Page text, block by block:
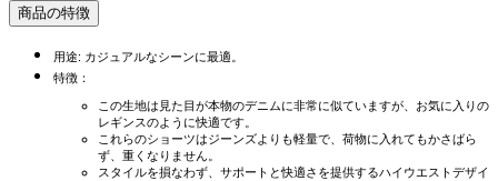
商品の特徴
用途: カジュアルなシーンに最適。
特徴：
この生地は見た目が本物のデニムに非常に似ていますが、お気に入りの
レギンスのように快適です。
これらのショーツはジーンズよりも軽量で、荷物に入れてもかさばら
ず、重くなりません。
スタイルを損なわず、サポートと快適さを提供するハイウエストデザイ